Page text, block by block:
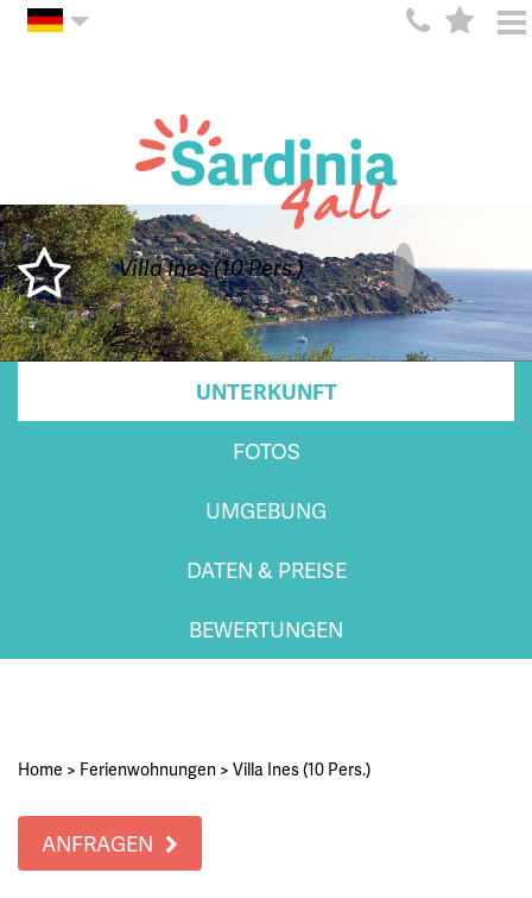
Villa Ines (10 Pers.)
UNTERKUNFT
FOTOS
UMGEBUNG
DATEN & PREISE
BEWERTUNGEN
Home > Ferienwohnungen > Villa Ines (10 Pers.)
ANFRAGEN